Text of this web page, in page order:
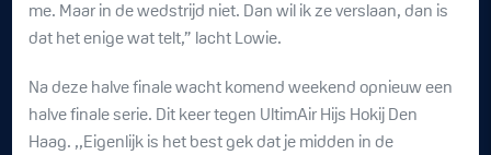
me. Maar in de wedstrijd niet. Dan wil ik ze verslaan, dan is
dat het enige wat telt,” lacht Lowie.
Na deze halve finale wacht komend weekend opnieuw een
halve finale serie. Dit keer tegen UltimAir Hijs Hokij Den
Haag. ,,Eigenlijk is het best gek dat je midden in de